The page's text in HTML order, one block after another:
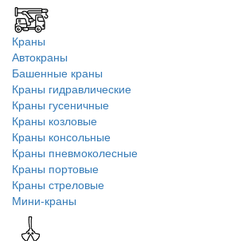
Краны
Автокраны
Башенные краны
Краны гидравлические
Краны гусеничные
Краны козловые
Краны консольные
Краны пневмоколесные
Краны портовые
Краны стреловые
Мини-краны